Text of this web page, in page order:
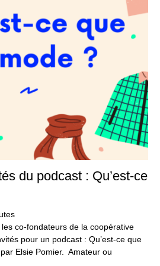
du podcast : Qu’est-ce
co-fondateurs de la coopérative
pour un podcast : Qu’est-ce que
Elsie Pomier. Amateur ou